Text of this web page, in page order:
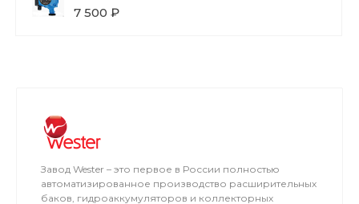
7 500 ₽
Завод Wester – это первое в России полностью
автоматизированное производство расширительных
баков, гидроаккумуляторов и коллекторных